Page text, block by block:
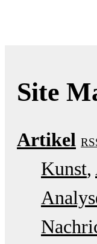
Site
Artikel
Kunst